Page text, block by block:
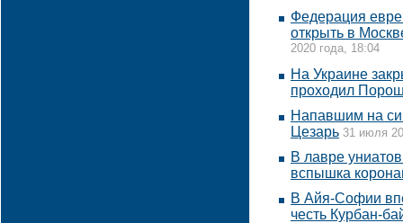
Федерация
открыть в
2020 года, 18:04
На Украине
проходил
Напавшим на
Цезарь 31 июля
В лавре
вспышка
В Айя-Софии
честь Курбан-